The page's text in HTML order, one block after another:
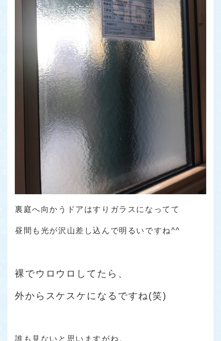
裏庭へ向かうドアはすりガラスになってて
昼間も光が沢山差し込んで明るいですね^^
裸でウロウロしてたら、
外からスケスケになるですね(笑)
誰も見ないと思いますがね。